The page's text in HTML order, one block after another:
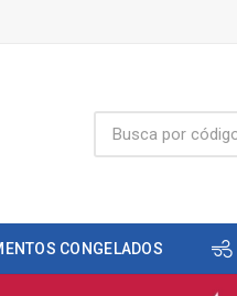
CONGELADOS